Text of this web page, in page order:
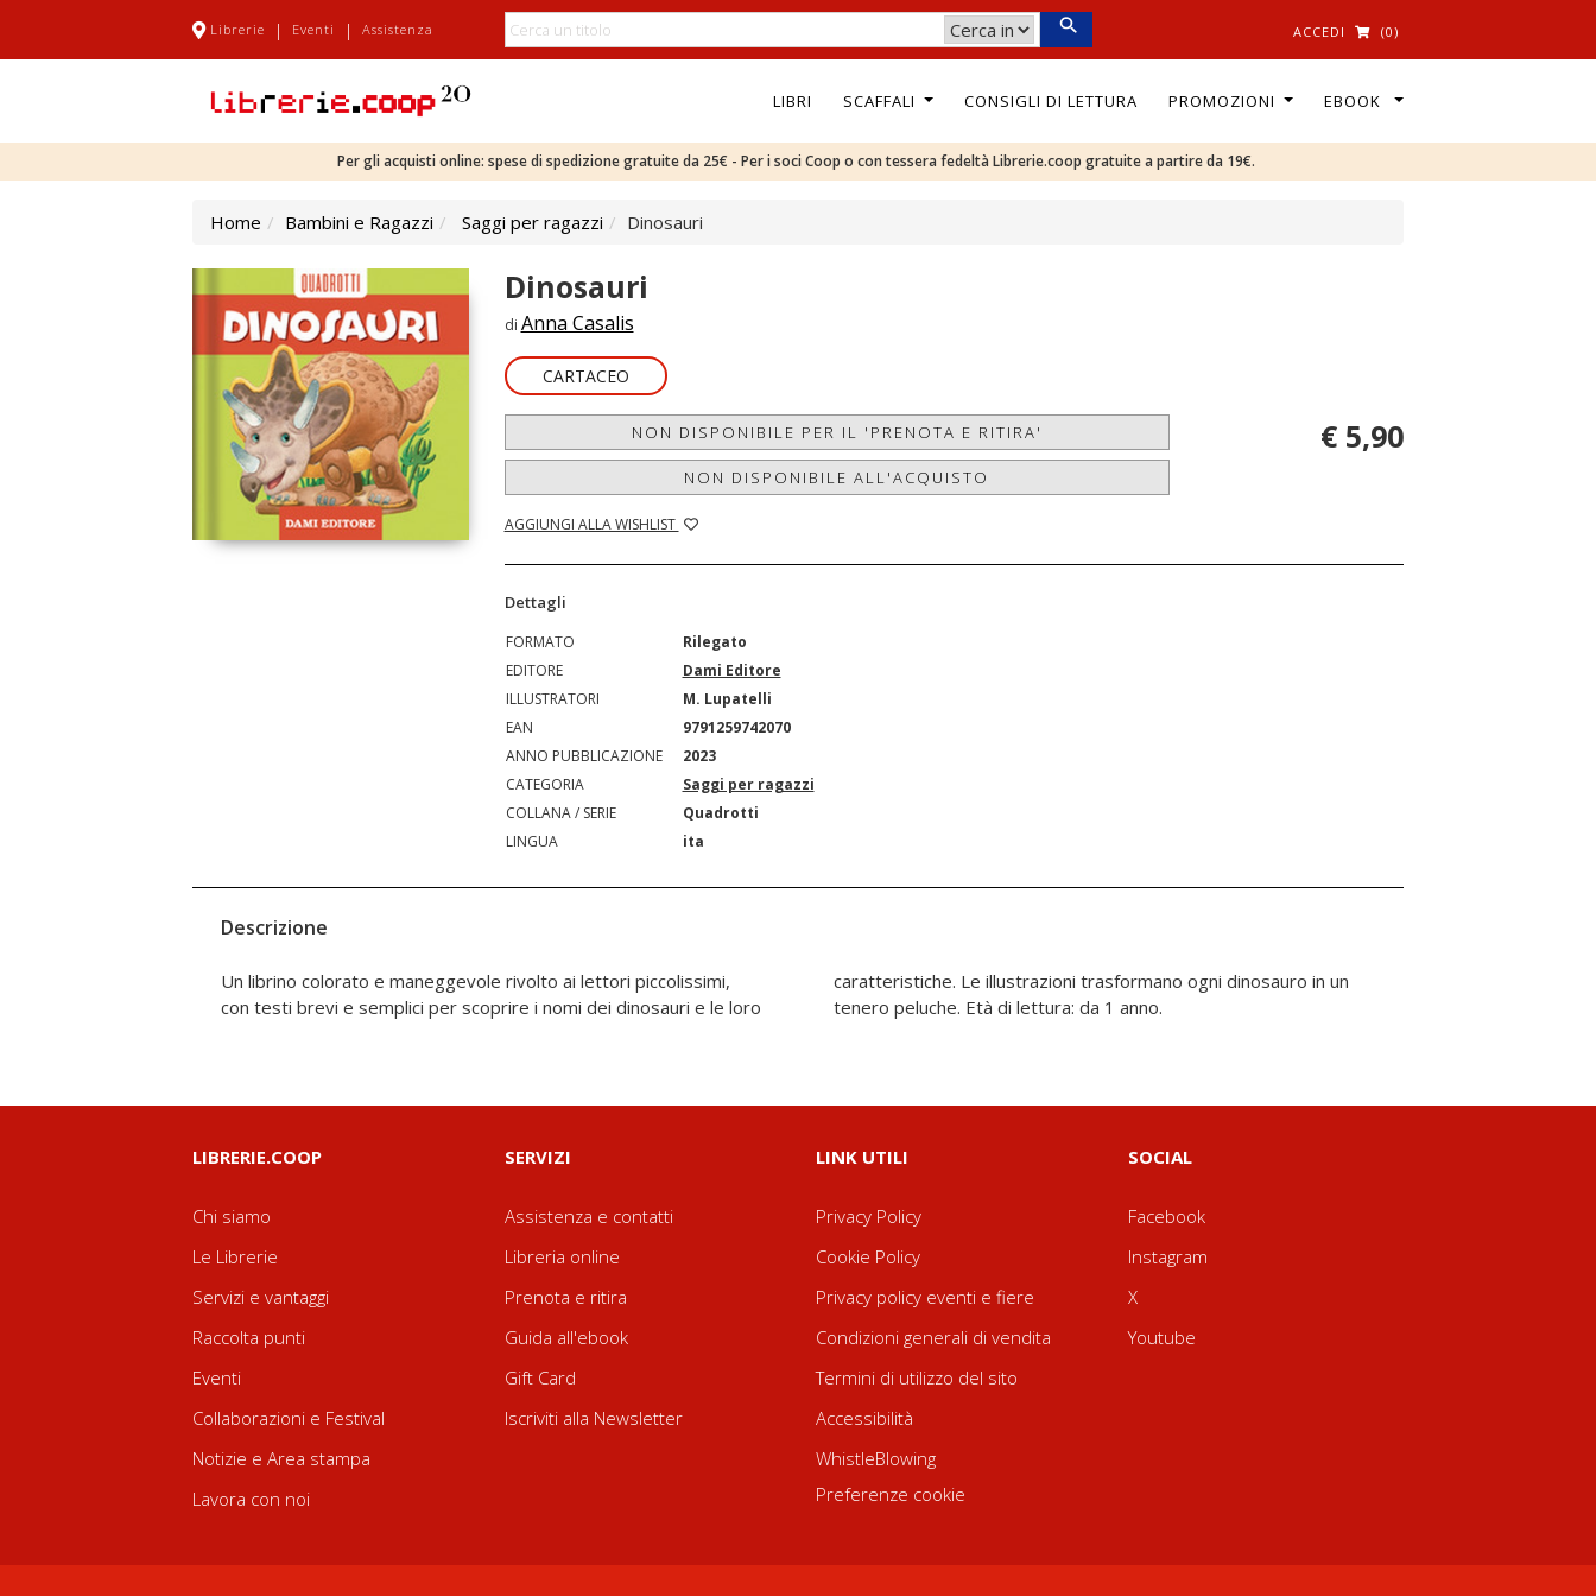
Librerie | Eventi | Assistenza ACCEDI (0)
LIBRI SCAFFALI CONSIGLI DI LETTURA PROMOZIONI EBOOK
Per gli acquisti online: spese di spedizione gratuite da 25€ - Per i soci Coop o con tessera fedeltà Librerie.coop gratuite a partire da 19€.
Home Bambini e Ragazzi Saggi per ragazzi Dinosauri
Dinosauri
di Anna Casalis
CARTACEO
NON DISPONIBILE PER IL 'PRENOTA E RITIRA'
NON DISPONIBILE ALL'ACQUISTO
AGGIUNGI ALLA WISHLIST
€ 5,90
Dettagli
FORMATO
Rilegato
EDITORE
Dami Editore
ILLUSTRATORI
M. Lupatelli
EAN
9791259742070
ANNO PUBBLICAZIONE
2023
CATEGORIA
Saggi per ragazzi
COLLANA / SERIE
Quadrotti
LINGUA
ita
Descrizione
Un librino colorato e maneggevole rivolto ai lettori piccolissimi,
con testi brevi e semplici per scoprire i nomi dei dinosauri e le loro
caratteristiche. Le illustrazioni trasformano ogni dinosauro in un
tenero peluche. Età di lettura: da 1 anno.
LIBRERIE.COOP
Chi siamo
Le Librerie
Servizi e vantaggi
Raccolta punti
Eventi
Collaborazioni e Festival
Notizie e Area stampa
Lavora con noi
SERVIZI
Assistenza e contatti
Libreria online
Prenota e ritira
Guida all'ebook
Gift Card
Iscriviti alla Newsletter
LINK UTILI
Privacy Policy
Cookie Policy
Privacy policy eventi e fiere
Condizioni generali di vendita
Termini di utilizzo del sito
Accessibilità
WhistleBlowing
Preferenze cookie
SOCIAL
Facebook
Instagram
X
Youtube